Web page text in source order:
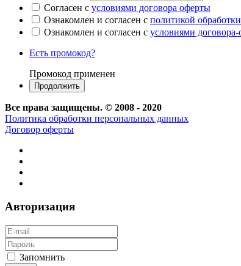
Согласен с условиями договора оферты
Ознакомлен и согласен с политикой
Ознакомлен и согласен с условиями
Есть промокод?
Промокод применен
Все права защищены. © 2008 - 2020
Политика обработки персональных данных
Договор оферты
Авторизация
Запомнить